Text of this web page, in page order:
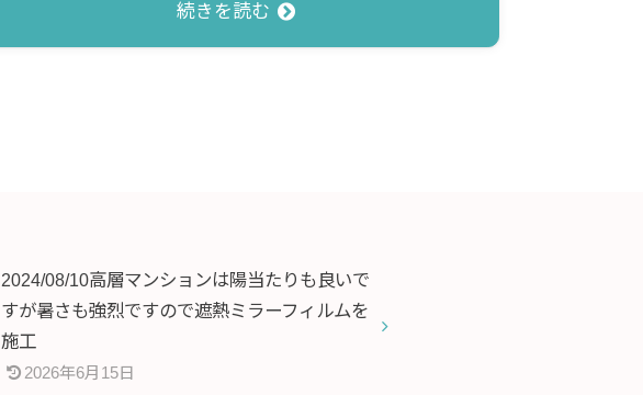
続きを読む
2024/08/10高層マンションは陽当たりも良いで
すが暑さも強烈ですので遮熱ミラーフィルムを
施工
2026年6月15日